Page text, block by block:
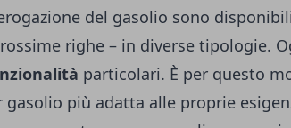
del gasolio sono
righe – in diverse tipologie.
particolari. È per questo
più adatta alle proprie